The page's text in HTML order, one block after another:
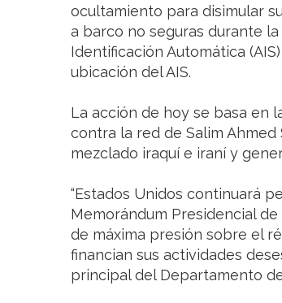
ocultamiento para disimular
a barco no seguras durante
Identificación Automática
ubicación del AIS.
La acción de hoy se basa en
contra la red de Salim
mezclado iraquí e iraní y
“Estados Unidos continuará
Memorándum Presidencial
de máxima presión sobre el
financian sus actividades
principal del Departamento